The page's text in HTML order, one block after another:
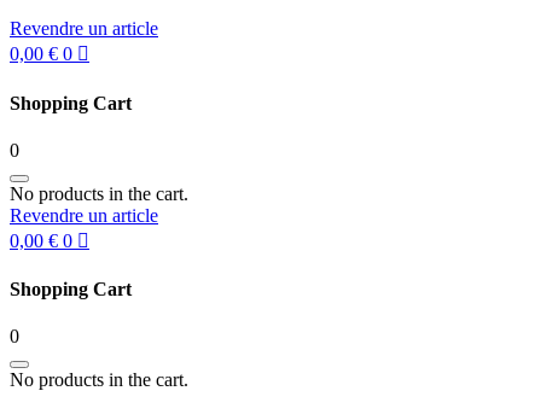
Revendre un article
0,00 € 0
Shopping Cart
0
No products in the cart.
Revendre un article
0,00 € 0
Shopping Cart
0
No products in the cart.